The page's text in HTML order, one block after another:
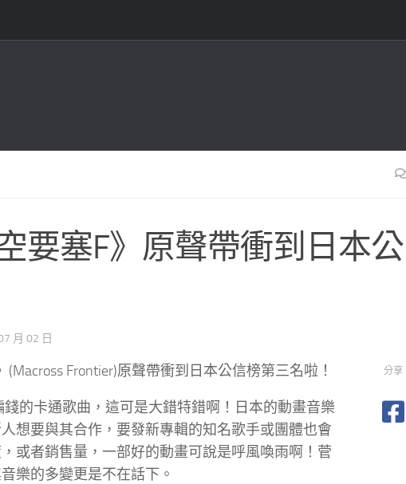
要塞F》原聲帶衝到日本公
月 02 日
Frontier)原聲帶衝到日本公信榜第三名啦！
的卡通歌曲，這可是大錯特錯啊！日本的動畫音樂
想要與其合作，要發新專輯的知名歌手或團體也會
或者銷售量，一部好的動畫可說是呼風喚雨啊！菅
樂的多變更是不在話下。
分享